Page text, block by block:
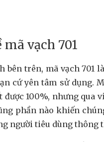
vạch 701
bên trên, mã vạch 701
cứ yên tâm sử dụng.
được 100%, nhưng qua
phần nào khiến
người tiêu dùng thông